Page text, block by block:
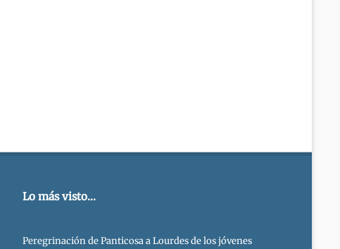
Lo más visto...
Peregrinación de Panticosa a Lourdes de los jóvenes